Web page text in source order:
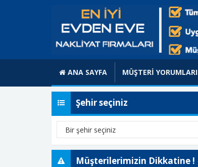
ANA SAYFA MÜŞTERİ YORUMLARI
Şehir seçiniz
Müşterilerimizin Dikkatine !